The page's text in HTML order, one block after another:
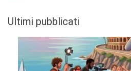
Ultimi pubblicati